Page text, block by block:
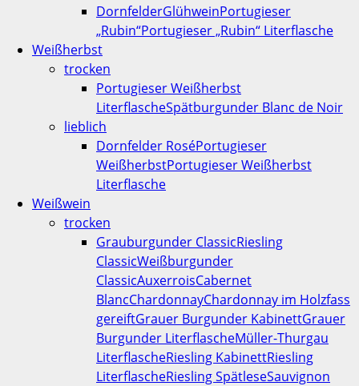
DornfelderGlühweinPortugieser
„Rubin“Portugieser „Rubin“ Literflasche
Weißherbst
trocken
Portugieser Weißherbst
LiterflascheSpätburgunder Blanc de Noir
lieblich
Dornfelder RoséPortugieser
WeißherbstPortugieser Weißherbst
Literflasche
Weißwein
trocken
Grauburgunder ClassicRiesling
ClassicWeißburgunder
ClassicAuxerroisCabernet
BlancChardonnayChardonnay im Holzfass
gereiftGrauer Burgunder KabinettGrauer
Burgunder LiterflascheMüller-Thurgau
LiterflascheRiesling KabinettRiesling
LiterflascheRiesling SpätleseSauvignon